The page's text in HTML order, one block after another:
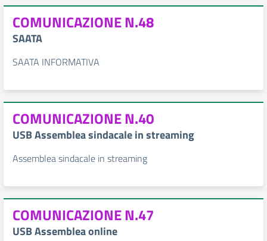
COMUNICAZIONE N.48
SAATA
SAATA INFORMATIVA
COMUNICAZIONE N.40
USB Assemblea sindacale in streaming
Assemblea sindacale in streaming
COMUNICAZIONE N.47
USB Assemblea online